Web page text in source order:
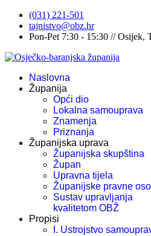
(031) 221-501
tajnistvo@obz.hr
Pon-Pet 7:30 - 15:30 // Osijek,
Naslovna
Županija
Opći dio
Lokalna samouprava
Znamenja
Priznanja
Županijska uprava
Županijska skupština
Župan
Upravna tijela
Županijske pravne
Sustav upravljanja
kvalitetom OBŽ
Propisi
I. Ustrojstvo